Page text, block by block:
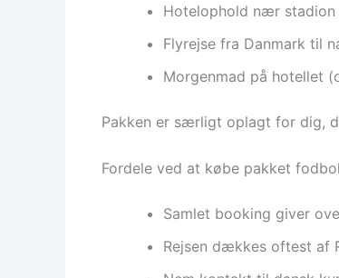
Hotelophold nær stadion
Flyrejse fra Danmark til
Morgenmad på hotellet
Pakken er særligt oplagt for dig,
Fordele ved at købe pakket
Samlet booking giver
Rejsen dækkes oftest af